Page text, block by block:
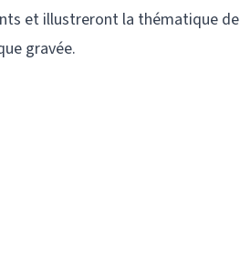
et illustreront la thématique
gravée.